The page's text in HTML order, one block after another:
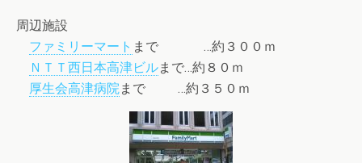
周辺施設
ファミリーマート まで …約３００ｍ
ＮＴＴ西日本高津ビルまで…約８０ｍ
厚生会高津病院まで …約３５０ｍ